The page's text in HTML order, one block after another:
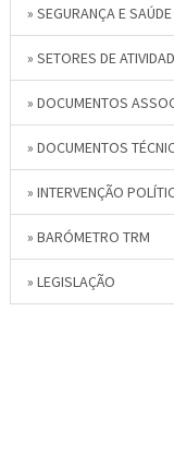
» SEGURANÇA E
» SETORES DE
» DOCUMENTOS
» DOCUMENTOS
» INTERVENÇÃO
» BARÓMETRO TRM
» LEGISLAÇÃO